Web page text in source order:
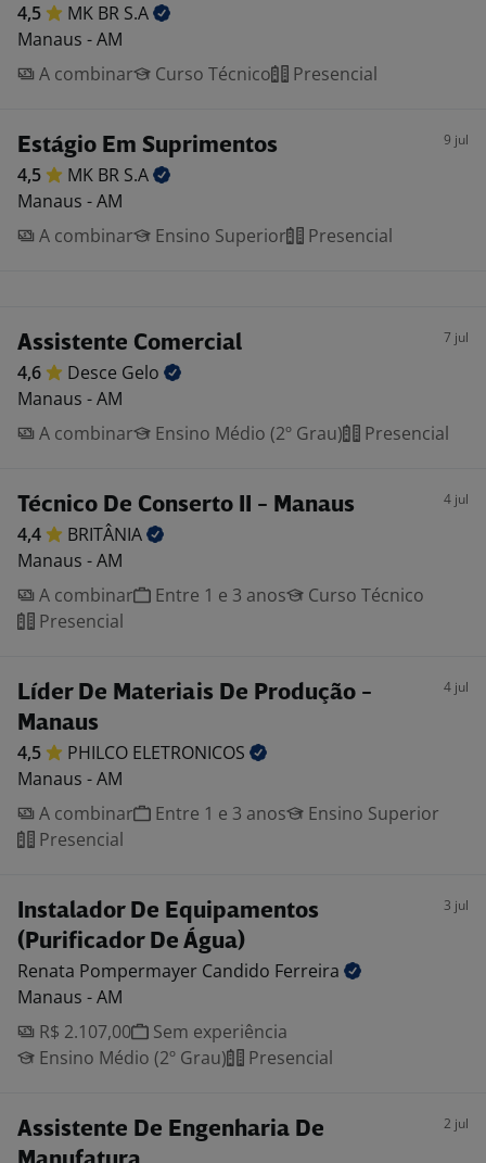
4,5 MK BR S.A
Manaus - AM
A combinar
Curso Técnico Presencial
Estágio Em Suprimentos 9 jul
4,5 MK BR S.A
Manaus - AM
A combinar
Ensino Superior Presencial
Assistente Comercial 7 jul
4,6 Desce Gelo
Manaus - AM
A combinar
Ensino Médio (2º Grau) Presencial
Técnico De Conserto II - Manaus 4 jul
4,4
BRITÂNIA
Manaus - AM
A combinar
Entre 1 e 3 anos
Curso Técnico
Presencial
Líder De Materiais De Produção -
Manaus
4 jul
4,5 PHILCO ELETRONICOS
Manaus - AM
A combinar
Entre 1 e 3 anos
Ensino Superior
Presencial
Instalador De Equipamentos
(Purificador De Água)
3 jul
Renata Pompermayer Candido Ferreira
Manaus - AM
R$ 2.107,00
Sem experiência
Ensino Médio (2º Grau)
Presencial
Assistente De Engenharia De
2 jul